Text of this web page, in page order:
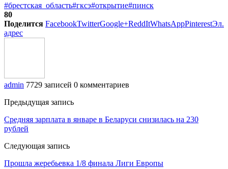
#брестская_область#гксэ#открытие#пинск
80
Поделится FacebookTwitterGoogle+ReddItWhatsAppPinterestЭл.
адрес
admin 7729 записей 0 комментариев
Предыдущая запись
Средняя зарплата в январе в Беларуси снизилась на 230
рублей
Следующая запись
Прошла жеребьевка 1/8 финала Лиги Европы